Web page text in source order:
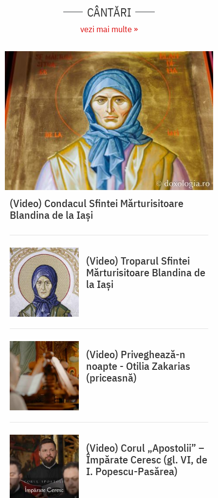
CÂNTĂRI
vezi mai multe »
(Video) Condacul Sfintei Mărturisitoare
Blandina de la Iași
(Video) Troparul Sfintei
Mărturisitoare Blandina de
la Iași
(Video) Priveghează-n
noapte - Otilia Zakarias
(priceasnă)
(Video) Corul „Apostolii” –
⁠Împărate Ceresc (gl. VI, de
I. Popescu-Pasărea)